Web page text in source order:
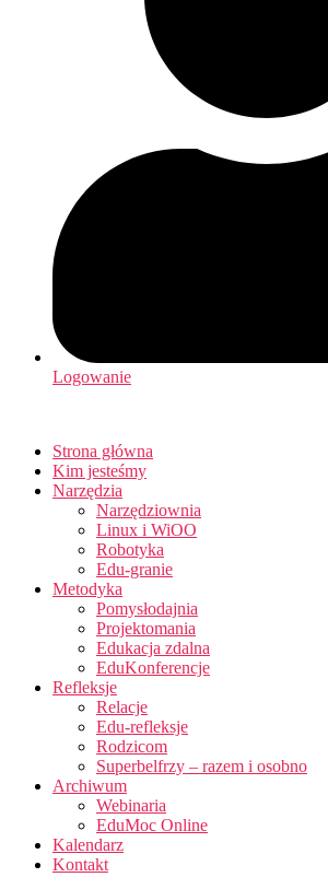
Logowanie
Strona główna
Kim jesteśmy
Narzędzia
Narzędziownia
Linux i WiOO
Robotyka
Edu-granie
Metodyka
Pomysłodajnia
Projektomania
Edukacja zdalna
EduKonferencje
Refleksje
Relacje
Edu-refleksje
Rodzicom
Superbelfrzy – razem i osobno
Archiwum
Webinaria
EduMoc Online
Kalendarz
Kontakt